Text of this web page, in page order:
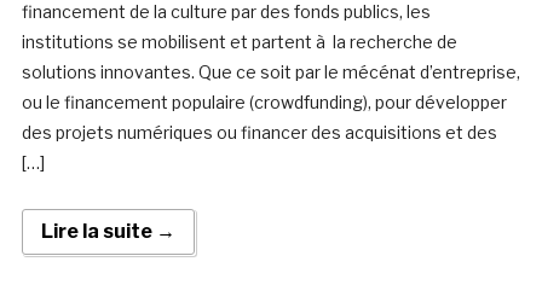
financement de la culture par des fonds publics, les
institutions se mobilisent et partent à la recherche de
solutions innovantes. Que ce soit par le mécénat d’entreprise,
ou le financement populaire (crowdfunding), pour développer
des projets numériques ou financer des acquisitions et des
[…]
Lire la suite →